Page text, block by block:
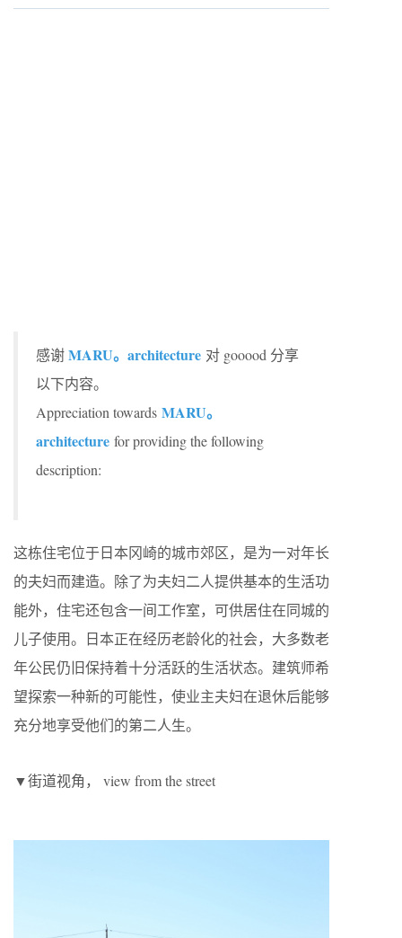
感谢MARU。architecture 对 gooood 分享
以下内容。
Appreciation towards MARU。
architecture for providing the following
description:
这栋住宅位于日本冈崎的城市郊区，是为一对年长
的夫妇而建造。除了为夫妇二人提供基本的生活功
能外，住宅还包含一间工作室，可供居住在同城的
儿子使用。日本正在经历老龄化的社会，大多数老
年公民仍旧保持着十分活跃的生活状态。建筑师希
望探索一种新的可能性，使业主夫妇在退休后能够
充分地享受他们的第二人生。
▼街道视角， view from the street